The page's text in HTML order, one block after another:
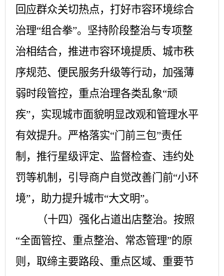
回应群众关切热点，打好市容环境综合
治理“组合拳”。坚持阶段整治与专项整
治相结合，推进市容环境提质、城市秩
序规范、便民服务升级等行动，加强薄
弱时段管控，重点治理各类乱象“顽
疾”，实现城市面貌明显改观和管理水平
有效提升。严格落实“门前三包”责任
制，推行星级评定、监督检查、违约处
罚等机制，引导商户自觉改善门前“小环
境”，助力提升城市“大文明”。
（十四）强化占道出店整治。 按照
“全面管控、重点整治、常态管理”的原
则，取缔主要路段、重点区域、重要节